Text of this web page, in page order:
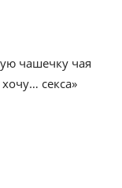
чашечку чая
секса»